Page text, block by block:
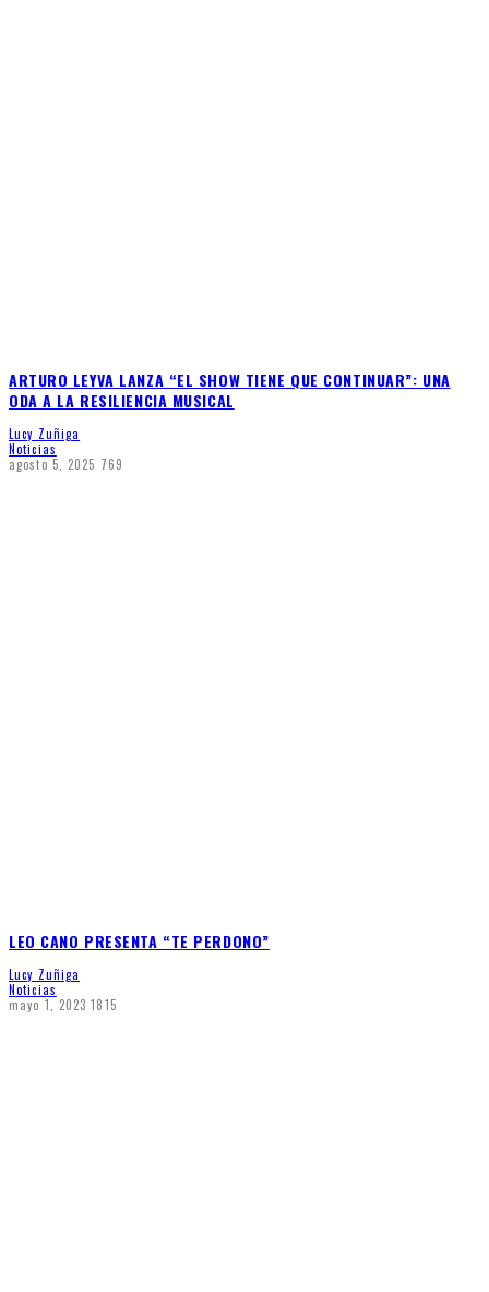
ARTURO LEYVA LANZA “EL SHOW TIENE QUE CONTINUAR”: UNA
ODA A LA RESILIENCIA MUSICAL
Lucy Zuñiga
Noticias
agosto 5, 2025 769
LEO CANO PRESENTA “TE PERDONO”
Lucy Zuñiga
Noticias
mayo 1, 2023 1815